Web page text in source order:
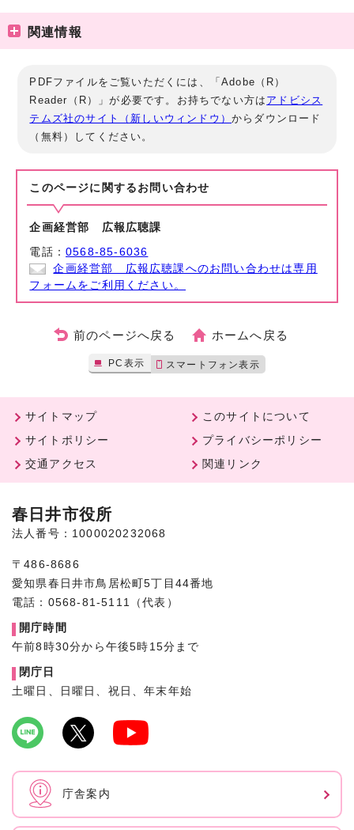
関連情報
PDFファイルをご覧いただくには、「Adobe（R）
Reader（R）」が必要です。お持ちでない方は アドビシス
テムズ社のサイト（新しいウィンドウ）からダウンロード
（無料）してください。
このページに関する お問い合わせ
企画経営部 広報広聴課
電話：0568-85-6036
企画経営部 広報広聴課へのお問い合わせは専用
フォームをご利用ください。
前のページへ戻る ホームへ戻る
PC表示 スマートフォン表示
サイトマップ
このサイトについて
サイトポリシー
プライバシーポリシー
交通アクセス
関連リンク
春日井市役所
法人番号：1000020232068
〒486-8686
愛知県春日井市鳥居松町5丁目44番地
電話：0568-81-5111（代表）
開庁時間
午前8時30分から午後5時15分まで
閉庁日
土曜日、日曜日、祝日、年末年始
庁舎案内